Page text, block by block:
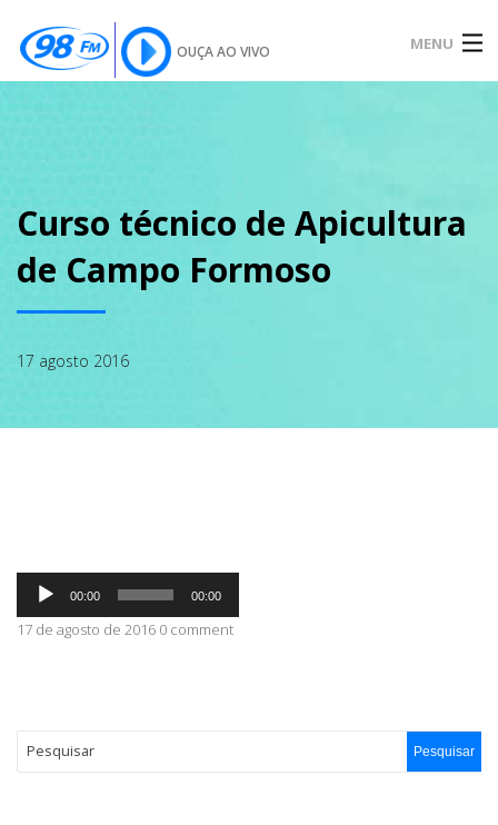
OUÇA AO VIVO MENU
SOBRE
PODCAST
CONTATO
Curso técnico de Apicultura
de Campo Formoso
17 agosto 2016
Tocador
áudio
00:00 00:00
17 de agosto de 2016 0 comment